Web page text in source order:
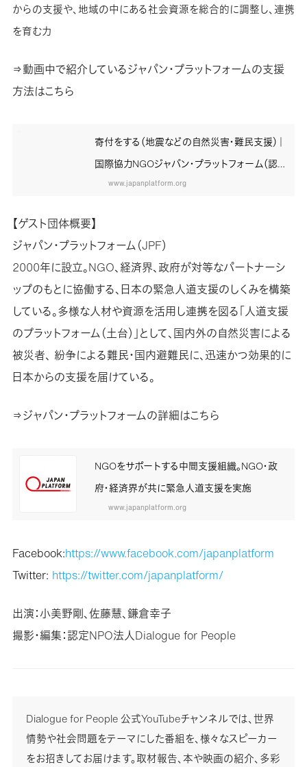
からの支援や、地域の中にある社会資源を総合的に調整し、連携
を育む力
⇒動画中で紹介しているジャパン・プラットフォームの支援
方法はこちら
寄付をする（地震などの自然災害・難民支援）｜
国際協力NGOジャパン・プラットフォーム（認定
NPO法人）
www.japanplatform.org
【ゲスト団体概要】
ジャパン・プラットフォーム（JPF）
2000年に設立。NGO、経済界、政府が対等なパートナーシ
ップのもとに協働する、日本の緊急人道支援のしくみを構築
している。多様な人材や資源を活用し連携を図る「人道支援
のプラットフォーム（土台）」として、国内外の自然災害による
被災者、 紛争による難民・国内避難民に、迅速かつ効果的に
日本からの支援を届けている。
⇒ジャパン・プラットフォームの詳細はこちら
NGOをサポートする中間支援組織。NGO・政
府・経済界が共に緊急人道支援を実施
www.japanplatform.org
Facebook:https://www.facebook.com/japanplatform
Twitter: https://twitter.com/japanplatform/
出演：小美野剛、佐藤慧、鎌倉幸子
撮影・編集：認定NPO法人Dialogue for People
Dialogue for People 公式YouTubeチャンネルでは、世界
情勢や社会問題をテーマにした番組を、様々なスピーカー
をお招きしてお届けます。取材報告、本や映画の紹介、多彩